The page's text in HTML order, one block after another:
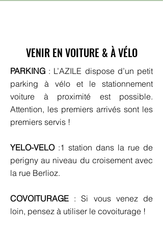
VENIR EN VOITURE & À VÉLO
PARKING : L’AZILE dispose d’un petit
parking à vélo et le stationnement
voiture à proximité est possible.
Attention, les premiers arrivés sont les
premiers servis !
YELO-VELO:1 station dans la rue de
perigny au niveau du croisement avec
la rue Berlioz.
COVOITURAGE : Si vous venez de
loin, pensez à utiliser le covoiturage !